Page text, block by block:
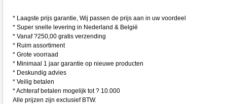
* Laagste prijs garantie, Wij passen de prijs aan in uw voordeel
* Super snelle levering in Nederland & België
* Vanaf ?250,00 gratis verzending
* Ruim assortiment
* Grote voorraad
* Minimaal 1 jaar garantie op nieuwe producten
* Deskundig advies
* Veilig betalen
* Achteraf betalen mogelijk tot ? 10.000
Alle prijzen zijn exclusief BTW.